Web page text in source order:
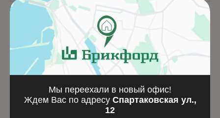
Похожие товары
Мы переехали в новый офис!
Ждем Вас по адресу Спартаковская ул.,
12